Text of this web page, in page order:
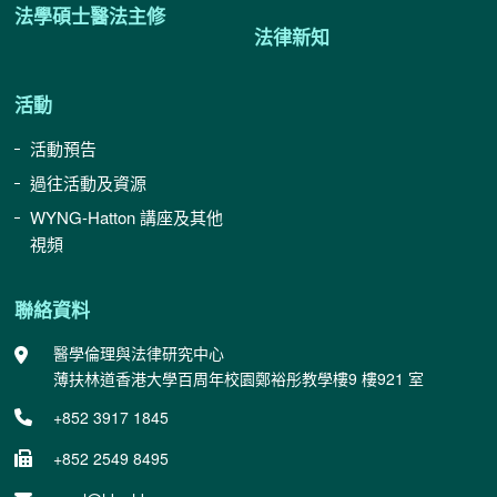
法學碩士醫法主修
活動
活動預告
過往活動及資源
WYNG-Hatton 講座及其他
視頻
法律新知
聯絡資料
醫學倫理與法律研究中心
薄扶林道香港大學百周年校園鄭裕彤教學樓9 樓921 室
+852 3917 1845
+852 2549 8495